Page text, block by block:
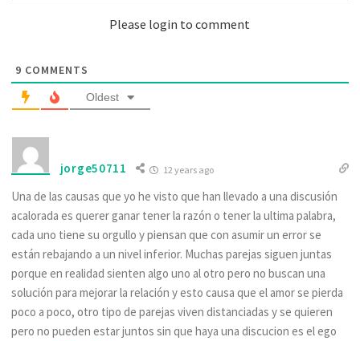
Please login to comment
9 COMMENTS
Oldest
jorge50711 12 years ago
Una de las causas que yo he visto que han llevado a una discusión
acalorada es querer ganar tener la razón o tener la ultima palabra,
cada uno tiene su orgullo y piensan que con asumir un error se
están rebajando a un nivel inferior. Muchas parejas siguen juntas
porque en realidad sienten algo uno al otro pero no buscan una
solución para mejorar la relación y esto causa que el amor se pierda
poco a poco, otro tipo de parejas viven distanciadas y se quieren
pero no pueden estar juntos sin que haya una discucion es el ego